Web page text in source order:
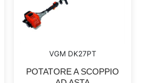
VGM DK27PT
POTATORE A SCOPPIO